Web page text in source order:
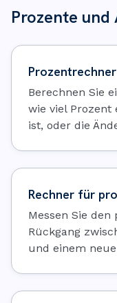
Prozente und
Prozentrechner
Berechnen Sie
wie viel Prozent
ist, oder die
Rechner für
Messen Sie
Rückgang
und einem